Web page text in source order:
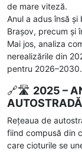
de mare viteză.
Anul a adus însă
Brașov, precum și
Mai jos, analiza
nerealizările din
pentru 2026–2030.
🔗🛣️ 2025 –
AUTOSTRADĂ
Rețeaua de
fiind compusă din
care cioturile se